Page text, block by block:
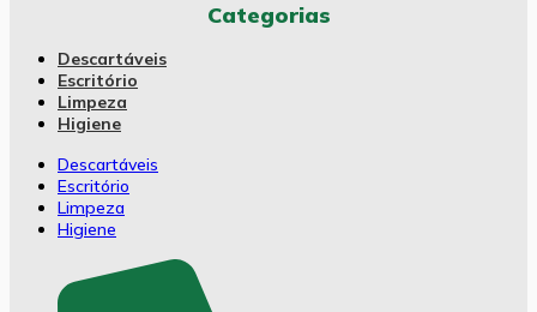
Categorias
Descartáveis
Escritório
Limpeza
Higiene
Descartáveis
Escritório
Limpeza
Higiene